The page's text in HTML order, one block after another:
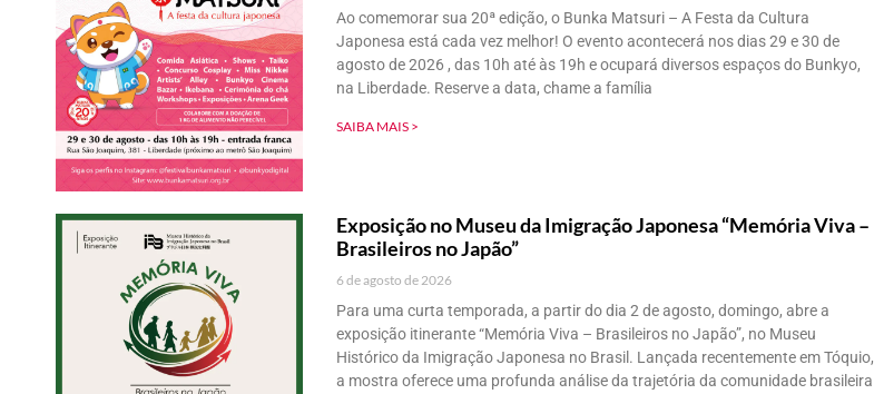
Ao comemorar sua 20ª edição, o Bunka Matsuri – A Festa da Cultura
Japonesa está cada vez melhor! O evento acontecerá nos dias 29 e 30 de
agosto de 2026 , das 10h até às 19h e ocupará diversos espaços do Bunkyo,
na Liberdade. Reserve a data, chame a família
SAIBA MAIS >
Exposição no Museu da Imigração Japonesa “Memória Viva –
Brasileiros no Japão”
6 de agosto de 2026
Para uma curta temporada, a partir do dia 2 de agosto, domingo, abre a
exposição itinerante “Memória Viva – Brasileiros no Japão”, no Museu
Histórico da Imigração Japonesa no Brasil. Lançada recentemente em Tóquio,
a mostra oferece uma profunda análise da trajetória da comunidade brasileira